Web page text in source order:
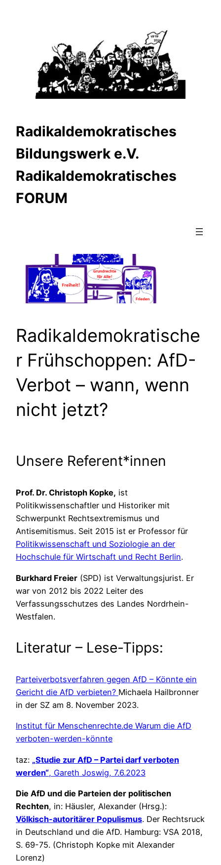
Radikaldemokratisches
Bildungswerk e.V.
Radikaldemokratisches
FORUM
Radikaldemokratische
r Frühschoppen: AfD-
Verbot – wann, wenn
nicht jetzt?
Unsere Referent*innen
Prof. Dr. Christoph Kopke, ist
Politikwissenschaftler und Historiker mit
Schwerpunkt Rechtsextremismus und
Antisemitismus. Seit 2015 ist er Professor für
Politikwissenschaft und Soziologie an der
Hochschule für Wirtschaft und Recht Berlin.
Burkhard Freier (SPD) ist Verwaltungsjurist. Er
war von 2012 bis 2022 Leiter des
Verfassungsschutzes des Landes Nordrhein-
Westfalen.
Literatur – Lese-Tipps:
Parteiverbotsverfahren gegen AfD – Könnte ein
Gericht die AfD verbieten? Michaela Hailbronner
in der SZ am 8. November 2023.
Institut für Menschenrechte.de Warum die AfD
verboten-werden-könnte
taz: „Studie zur AfD – Partei darf verboten
werden“, Gareth Joswig, 7.6.2023
Die AfD und die Parteien der politischen
Rechten, in: Häusler, Alexander (Hrsg.):
Völkisch-autoritärer Populismus. Der Rechtsruck
in Deutschland und die AfD. Hamburg: VSA 2018,
S. 69-75. (Christoph Kopke mit Alexander
Lorenz)